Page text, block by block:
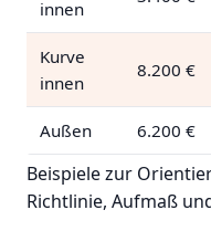
innen
Kurve
innen
8.200 €
Außen 6.200 €
Beispiele zur
Richtlinie, Aufmaß